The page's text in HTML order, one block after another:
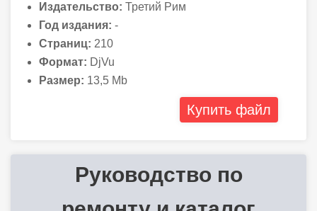
Издательство: Третий Рим
Год издания: -
Страниц: 210
Формат: DjVu
Размер: 13,5 Mb
Купить файл
Руководство по